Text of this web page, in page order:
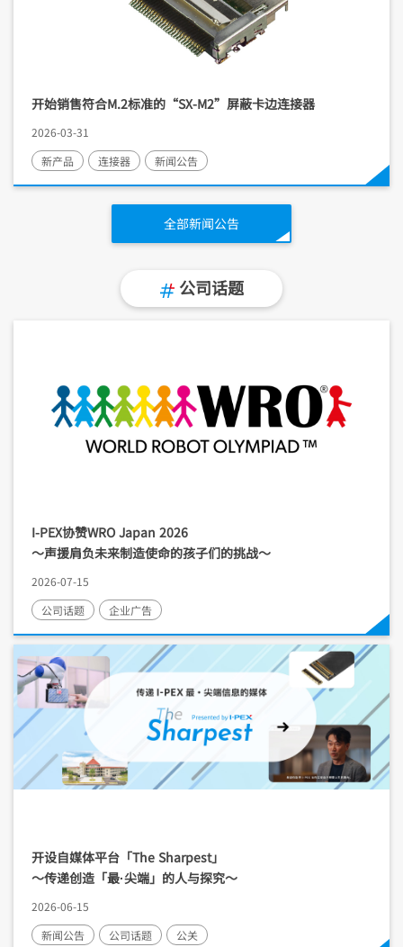
开始销售符合M.2标准的“SX-M2”屏蔽卡边连接器
2026-03-31
新产品
连接器 新闻公告
全部新闻公告
公司话题
I-PEX协赞WRO Japan 2026
～声援肩负未来制造使命的孩子们的挑战～
2026-07-15
公司话题
企业广告
开设自媒体平台「The Sharpest」
～传递创造「最·尖端」的人与探究～
2026-06-15
新闻公告
公司话题 公关